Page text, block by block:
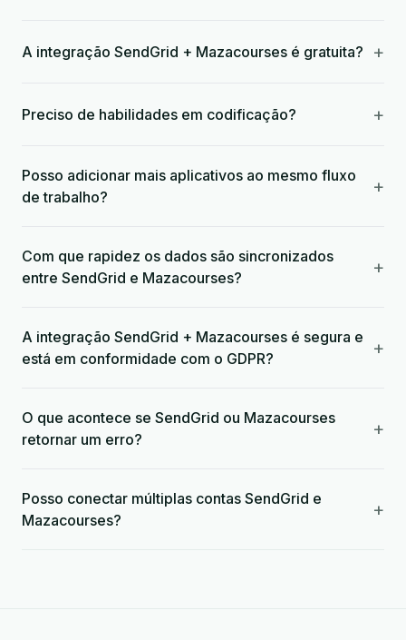
A integração SendGrid + Mazacourses é gratuita? +
Preciso de habilidades em codificação? +
Posso adicionar mais aplicativos ao mesmo fluxo
de trabalho?
+
Com que rapidez os dados são sincronizados
entre SendGrid e Mazacourses?
+
A integração SendGrid + Mazacourses é segura e
está em conformidade com o GDPR?
+
O que acontece se SendGrid ou Mazacourses
retornar um erro?
+
Posso conectar múltiplas contas SendGrid e
Mazacourses?
+